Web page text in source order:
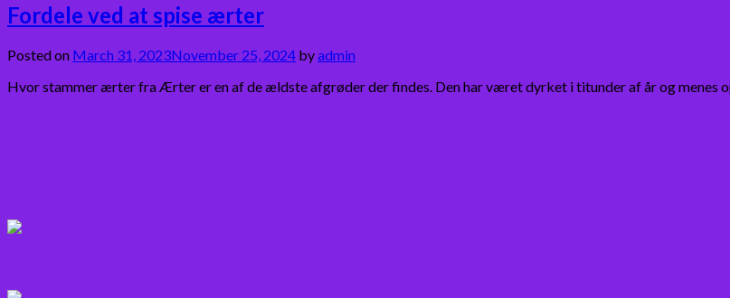
Fordele ved at spise ærter
Posted on March 31, 2023November 25, 2024 byadmin
Hvor stammer ærter fra Ærter er en af de ældste afgrøder der findes. Den har været dyrket i titunder af år og menes